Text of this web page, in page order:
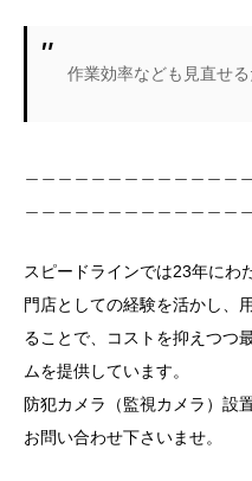
作業効率なども見直せる
スピードラインでは23年にわ
門店としての経験を活かし、
ることで、コストを抑えつつ
ムを提供しています。
防犯カメラ（監視カメラ）設
お問い合わせ下さいませ。